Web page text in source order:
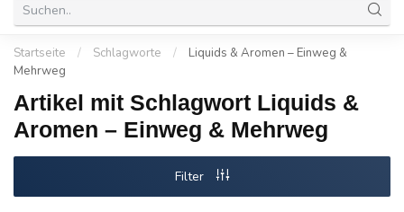
Startseite / Schlagworte /
Liquids & Aromen – Einweg &
Mehrweg
Artikel mit Schlagwort Liquids &
Aromen – Einweg & Mehrweg
Filter